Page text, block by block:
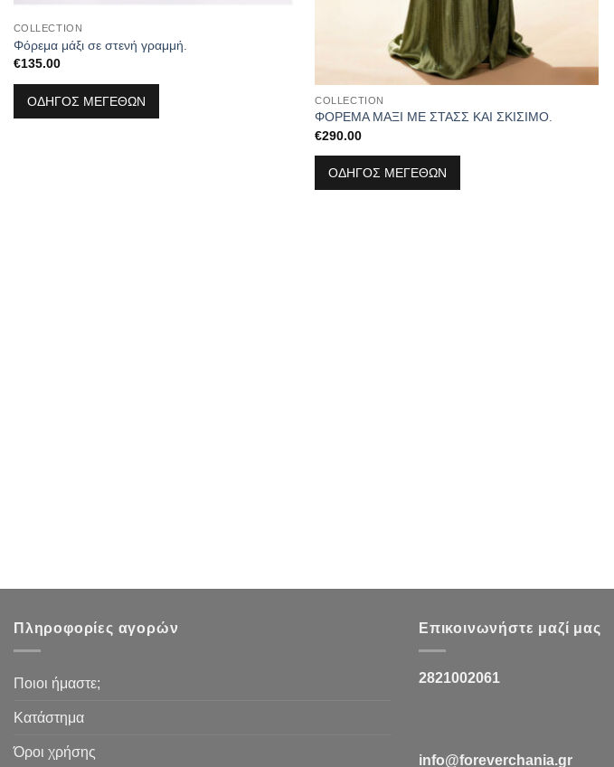
COLLECTION
Φόρεμα μάξι σε στενή γραμμή.
€135.00
ΟΔΗΓΟΣ ΜΕΓΕΘΩΝ COLLECTION
ΦΟΡΕΜΑ ΜΑΞΙ ΜΕ ΣΤΑΣΣ ΚΑΙ ΣΚΙΣΙΜΟ.
€290.00
ΟΔΗΓΟΣ ΜΕΓΕΘΩΝ
Πληροφορίες αγορών
Ποιοι ήμαστε;
Κατάστημα
Όροι χρήσης
Επικοινωνήστε μαζί μας
2821002061
info@foreverchania.gr